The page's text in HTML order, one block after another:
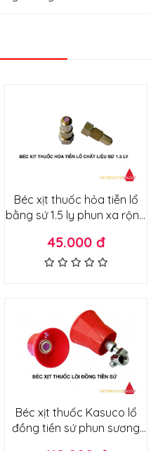
Béc xịt thuốc hỏa tiễn lổ
bằng sứ 1.5 ly phun xa rộng
45.000 đ
Béc xịt thuốc Kasuco lổ
đồng tiền sứ phun sương